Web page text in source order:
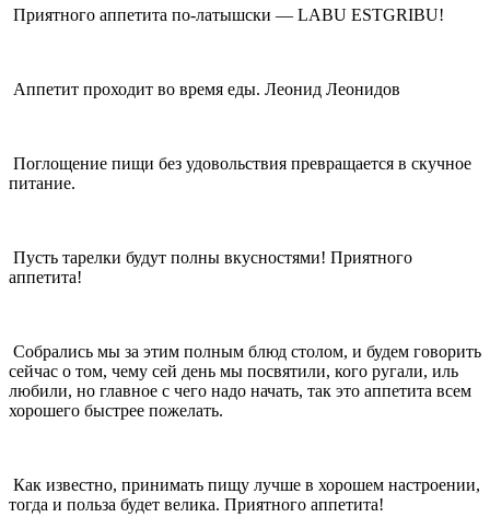
Приятного аппетита по-латышски — LABU ESTGRIBU!
Аппетит проходит во время еды. Леонид Леонидов
Поглощение пищи без удовольствия превращается в скучное
питание.
Пусть тарелки будут полны вкусностями! Приятного
аппетита!
Собрались мы за этим полным блюд столом, и будем говорить
сейчас о том, чему сей день мы посвятили, кого ругали, иль
любили, но главное с чего надо начать, так это аппетита всем
хорошего быстрее пожелать.
Как известно, принимать пищу лучше в хорошем настроении,
тогда и польза будет велика. Приятного аппетита!